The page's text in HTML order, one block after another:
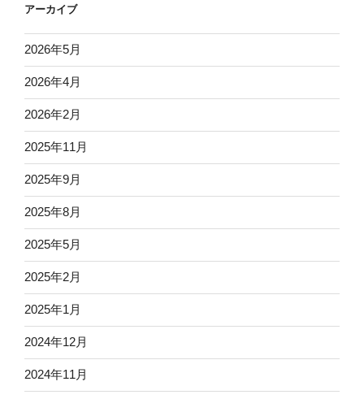
使
作
戦］”
の
アーカイブ
2026年5月
2026年4月
2026年2月
2025年11月
2025年9月
2025年8月
2025年5月
2025年2月
2025年1月
2024年12月
2024年11月